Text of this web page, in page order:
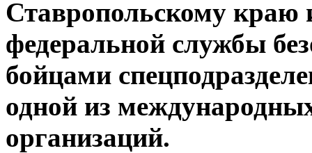
Ставропольскому краю
федеральной службы
бойцами
одной из
организаций.